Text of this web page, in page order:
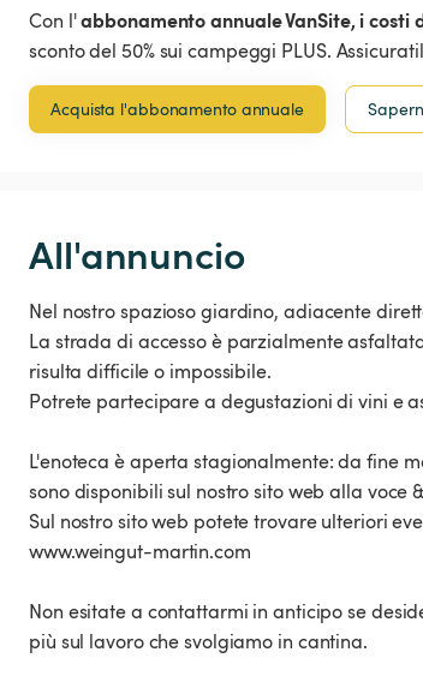
Con l'abbonamento annuale VanSite, i costi
sconto del 50% sui campeggi PLUS.
Acquista l'abbonamento annuale
All'annuncio
Nel nostro spazioso giardino, adiacente
La strada di accesso è parzialmente
risulta difficile o impossibile.
Potrete partecipare a degustazioni di vini e
L'enoteca è aperta stagionalmente: da fine
sono disponibili sul nostro sito web alla voce
Sul nostro sito web potete trovare ulteriori
www.weingut-martin.com
Non esitate a contattarmi in anticipo se
più sul lavoro che svolgiamo in cantina.